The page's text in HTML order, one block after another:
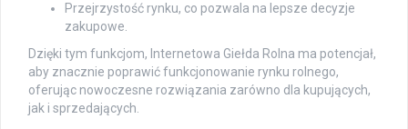
Przejrzystość rynku, co pozwala na lepsze decyzje
zakupowe.
Dzięki tym funkcjom, Internetowa Giełda Rolna ma potencjał,
aby znacznie poprawić funkcjonowanie rynku rolnego,
oferując nowoczesne rozwiązania zarówno dla kupujących,
jak i sprzedających.